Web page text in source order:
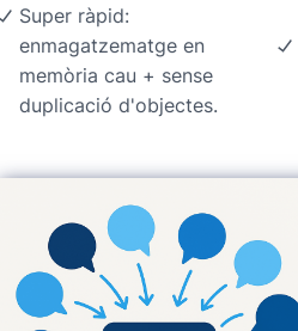
Super ràpid:
enmagatzematge en
memòria cau + sense
duplicació d'objectes.